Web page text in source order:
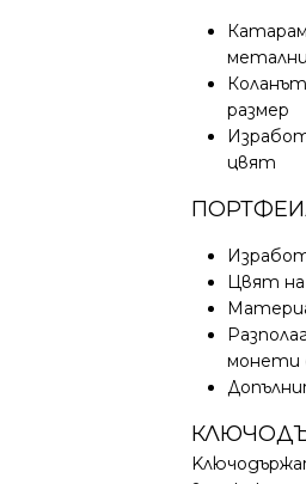
размер
цвят
Цвят на
монети